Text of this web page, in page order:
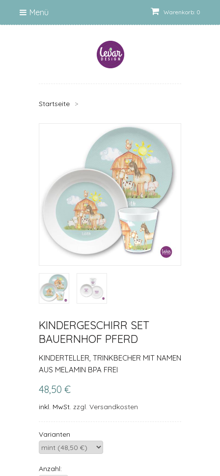
Warenkorb: 0
Menü
Startseite >
KINDERGESCHIRR SET
BAUERNHOF PFERD
KINDERTELLER, TRINKBECHER MIT NAMEN
AUS MELAMIN BPA FREI
48,50 €
inkl. MwSt. zzgl. Versandkosten
Varianten
Anzahl: